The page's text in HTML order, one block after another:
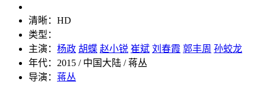
清晰： HD
类型：
主演： 杨政 胡蝶 赵小锐 崔斌 刘春霞 郭丰周 孙蛟龙
年代： 2015 / 中国大陆 / 蒋丛
导演： 蒋丛